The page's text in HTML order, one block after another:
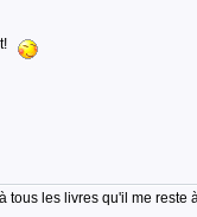
tous les livres qu'il me reste